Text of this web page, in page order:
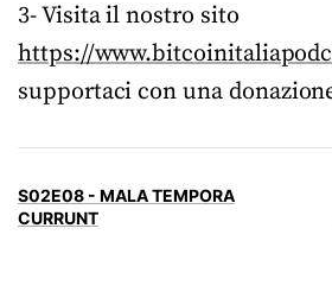
3- Visita il nostro sito
https://
supportaci con una
S02E08 - MALA TEMPORA
CURRUNT